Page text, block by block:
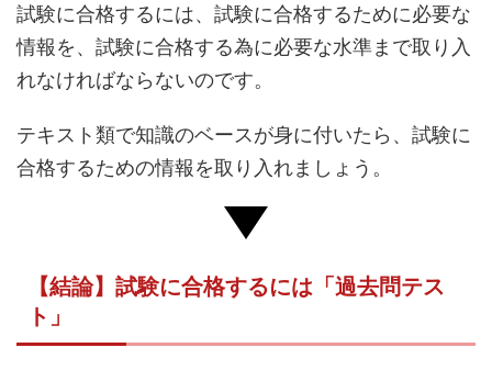
試験に合格するには、試験に合格するために必要な
情報を、試験に合格する為に必要な水準まで取り入
れなければならないのです。
テキスト類で知識のベースが身に付いたら、試験に
合格するための情報を取り入れましょう。
【結論】試験に合格するには「過去問テス
ト」